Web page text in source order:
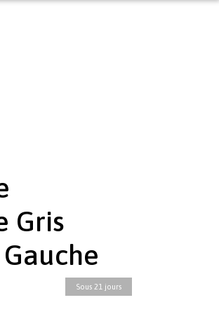
Gris
Sous 21 jours